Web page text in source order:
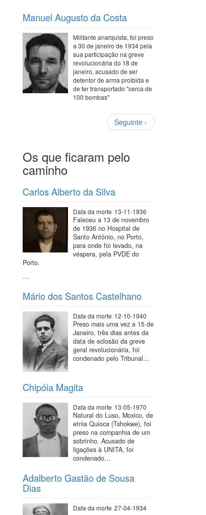
Manuel Augusto da Costa
Militante anarquista, foi preso
a 30 de janeiro de 1934 pela
sua participação na greve
revolucionária do 18 de
janeiro, acusado de ser
detentor de arma proibida e
de ter transportado "cerca de
100 bombas"
Próxima
página
Seguinte ›
Os que ficaram pelo
caminho
Carlos Alberto da Silva
Data da morte 13-11-1936
Faleceu a 13 de novembro
de 1936 no Hospital de
Santo António, no Porto,
para onde foi levado, na
véspera, pela PVDE do
Porto.
…
Mário dos Santos Castelhano
Data da morte 12-10-1940
Preso mais uma vez a 15 de
Janeiro, três dias antes da
data de eclosão da greve
geral revolucionária, foi
condenado pelo Tribunal…
Chipóia Magita
Data da morte 13-05-1970
Natural do Luso, Moxico, de
etnia Quioca (Tshokwe), foi
preso na companhia de um
sobrinho. Acusado de
ligações à UNITA, foi
condenado…
Adalberto Gastão de Sousa
Dias
Data da morte 27-04-1934